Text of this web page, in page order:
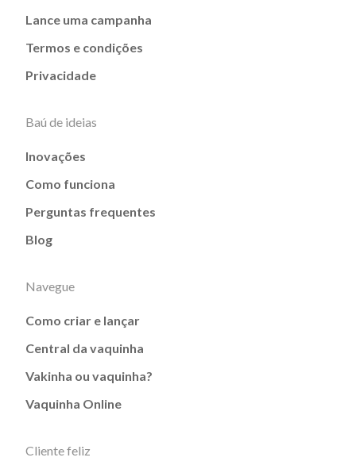
Lance uma campanha
Termos e condições
Privacidade
Baú de ideias
Inovações
Como funciona
Perguntas frequentes
Blog
Navegue
Como criar e lançar
Central da vaquinha
Vakinha ou vaquinha?
Vaquinha Online
Cliente feliz